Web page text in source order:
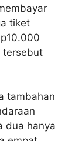
tiket
tersebut
tambahan
dua hanya